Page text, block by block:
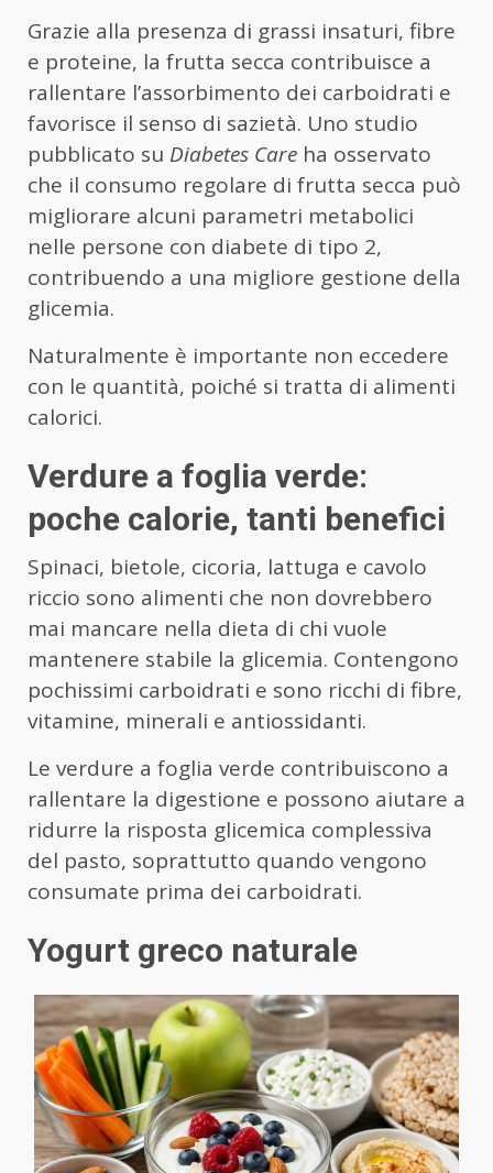
Grazie alla presenza di grassi insaturi, fibre
e proteine, la frutta secca contribuisce a
rallentare l’assorbimento dei carboidrati e
favorisce il senso di sazietà. Uno studio
pubblicato su Diabetes Care ha osservato
che il consumo regolare di frutta secca può
migliorare alcuni parametri metabolici
nelle persone con diabete di tipo 2,
contribuendo a una migliore gestione della
glicemia.
Naturalmente è importante non eccedere
con le quantità, poiché si tratta di alimenti
calorici.
Verdure a foglia verde:
poche calorie, tanti benefici
Spinaci, bietole, cicoria, lattuga e cavolo
riccio sono alimenti che non dovrebbero
mai mancare nella dieta di chi vuole
mantenere stabile la glicemia. Contengono
pochissimi carboidrati e sono ricchi di fibre,
vitamine, minerali e antiossidanti.
Le verdure a foglia verde contribuiscono a
rallentare la digestione e possono aiutare a
ridurre la risposta glicemica complessiva
del pasto, soprattutto quando vengono
consumate prima dei carboidrati.
Yogurt greco naturale